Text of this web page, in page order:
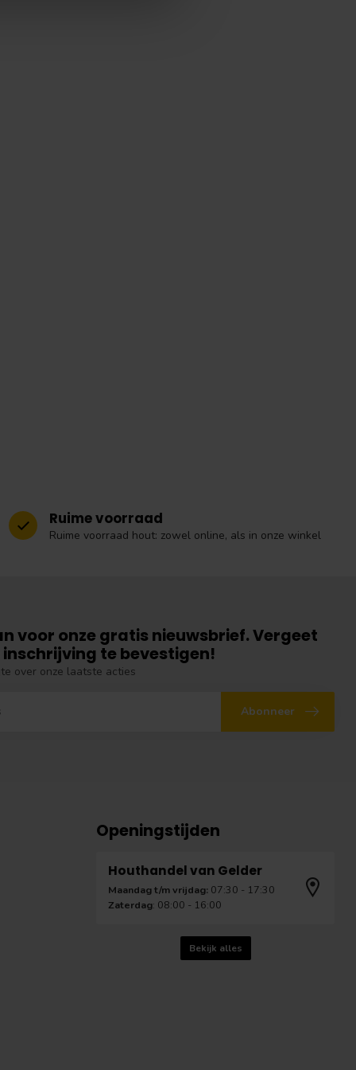
Ruime voorraad
Ruime voorraad hout: zowel online, als in onze winkel
voor onze gratis nieuwsbrief. Vergeet
inschrijving te bevestigen!
over onze laatste acties
Abonneer
Openingstijden
Houthandel van Gelder
Maandag t/m vrijdag: 07:30 - 17:30
Zaterdag: 08:00 - 16:00
Bekijk alles